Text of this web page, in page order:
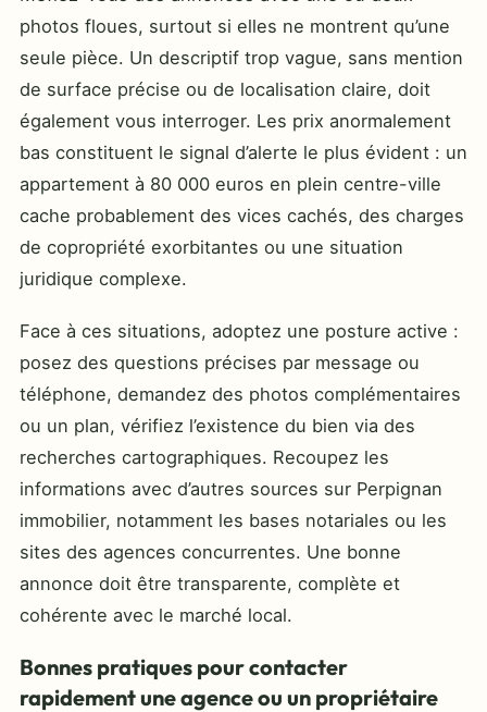
photos floues, surtout si elles ne montrent qu’une
seule pièce. Un descriptif trop vague, sans mention
de surface précise ou de localisation claire, doit
également vous interroger. Les prix anormalement
bas constituent le signal d’alerte le plus évident : un
appartement à 80 000 euros en plein centre-ville
cache probablement des vices cachés, des charges
de copropriété exorbitantes ou une situation
juridique complexe.
Face à ces situations, adoptez une posture active :
posez des questions précises par message ou
téléphone, demandez des photos complémentaires
ou un plan, vérifiez l’existence du bien via des
recherches cartographiques. Recoupez les
informations avec d’autres sources sur Perpignan
immobilier, notamment les bases notariales ou les
sites des agences concurrentes. Une bonne
annonce doit être transparente, complète et
cohérente avec le marché local.
Bonnes pratiques pour contacter
rapidement une agence ou un propriétaire